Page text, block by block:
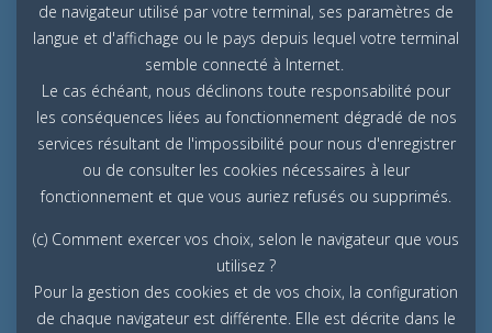
de navigateur utilisé par votre terminal, ses paramètres de
langue et d'affichage ou le pays depuis lequel votre terminal
semble connecté à Internet.
Le cas échéant, nous déclinons toute responsabilité pour
les conséquences liées au fonctionnement dégradé de nos
services résultant de l'impossibilité pour nous d'enregistrer
ou de consulter les cookies nécessaires à leur
fonctionnement et que vous auriez refusés ou supprimés.
(c) Comment exercer vos choix, selon le navigateur que vous
utilisez ?
Pour la gestion des cookies et de vos choix, la configuration
de chaque navigateur est différente. Elle est décrite dans le